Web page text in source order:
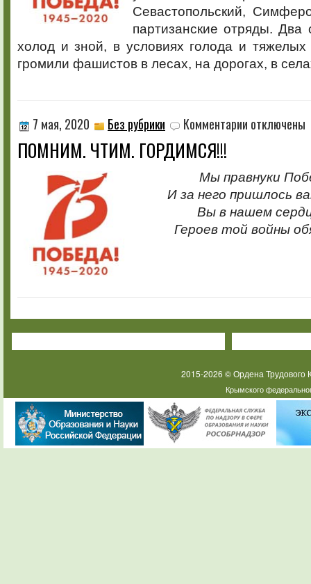
Севастопольский,
партизанские отряды. Два
холод и зной, в условиях голода и
громили фашистов в лесах, на дорогах, в
7 мая, 2020 Без рубрики Комментарии записи
ГОРДИМСЯ!!!
отключены
ПОМНИМ. ЧТИМ. ГОРДИМСЯ!!!
Мы правнуки
И за него пришлось
Вы в нашем
Героев той войны
2015-2026 © Ордена
Крымского